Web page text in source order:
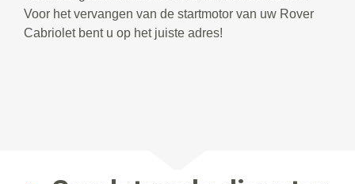
Voor het vervangen van de startmotor van uw Rover
Cabriolet bent u op het juiste adres!